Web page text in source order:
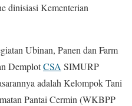
dinisiasi Kementerian
Ubinan, Panen dan Farm
DemplotCSA SIMURP
adalah Kelompok Tani
Pantai Cermin (WKBPP